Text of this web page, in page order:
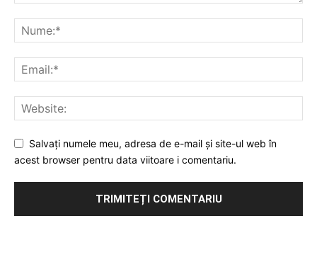
Salvați numele meu, adresa de e-mail și site-ul web în
acest browser pentru data viitoare i comentariu.